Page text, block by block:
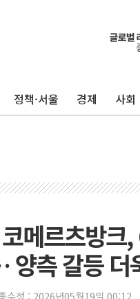
정책·서울 경제 사회
메르츠방크
측 갈등 더
수정 : 2026년05월19일 00:12